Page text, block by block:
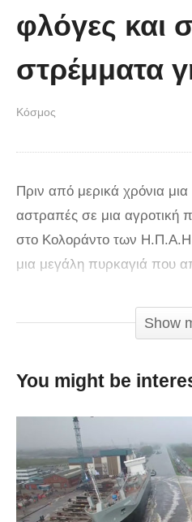
Οι 5 Γιατροί
όταν έπεσε απλά
φλόγες και
στρέμματα
Κόσμος
Πριν από μερικά χρόνια
αστραπές σε μια αγροτική
στο Κολοράντο των Η.Π.Α.Η
μια μεγάλη πυρκαγιά που
Γρήγορα και
ανέλαβε δράση και έφτιαξε
κατέστρεφε ό,τι είχαν
χρησιμοποιεί το τρακτέρ
για να εμποδίσει την
διακινδυνεύοντας την ίδια
Show
You might be